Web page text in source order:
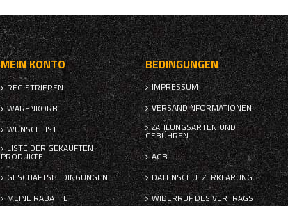
MEIN KONTO
REGISTRIEREN
WARENKORB
WUNSCHLISTE
LISTE DER GEKAUFTEN
PRODUKTE
GESCHÄFTSBEDINGUNGEN
MEINE RABATTE
BEDINGUNGEN
IMPRESSUM
VERSANDINFORMATIONEN
ZAHLUNGSARTEN UND
GEBÜHREN
AGB
DATENSCHUTZERKLÄRUNG
WIDERRUF DES VERTRAGS